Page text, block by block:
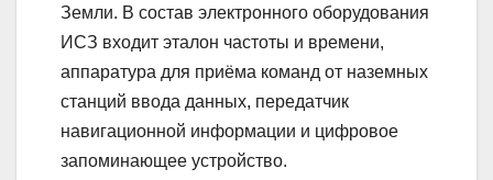
Земли. В состав электронного оборудования
ИСЗ входит эталон частоты и времени,
аппаратура для приёма команд от наземных
станций ввода данных, передатчик
навигационной информации и цифровое
запоминающее устройство.